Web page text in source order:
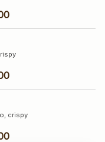
crispy